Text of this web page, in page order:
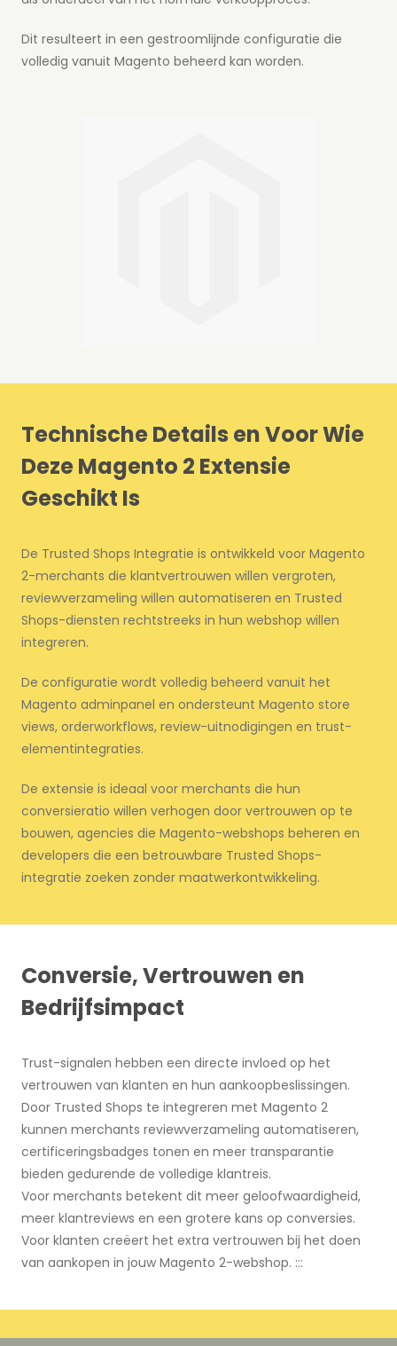
Dit resulteert in een gestroomlijnde configuratie die
volledig vanuit Magento beheerd kan worden.
Technische Details en Voor Wie
Deze Magento 2 Extensie
Geschikt Is
De Trusted Shops Integratie is ontwikkeld voor Magento
2-merchants die klantvertrouwen willen vergroten,
reviewverzameling willen automatiseren en Trusted
Shops-diensten rechtstreeks in hun webshop willen
integreren.
De configuratie wordt volledig beheerd vanuit het
Magento adminpanel en ondersteunt Magento store
views, orderworkflows, review-uitnodigingen en trust-
elementintegraties.
De extensie is ideaal voor merchants die hun
conversieratio willen verhogen door vertrouwen op te
bouwen, agencies die Magento-webshops beheren en
developers die een betrouwbare Trusted Shops-
integratie zoeken zonder maatwerkontwikkeling.
Conversie, Vertrouwen en
Bedrijfsimpact
Trust-signalen hebben een directe invloed op het
vertrouwen van klanten en hun aankoopbeslissingen.
Door Trusted Shops te integreren met Magento 2
kunnen merchants reviewverzameling automatiseren,
certificeringsbadges tonen en meer transparantie
bieden gedurende de volledige klantreis.
Voor merchants betekent dit meer geloofwaardigheid,
meer klantreviews en een grotere kans op conversies.
Voor klanten creëert het extra vertrouwen bij het doen
van aankopen in jouw Magento 2-webshop. :::